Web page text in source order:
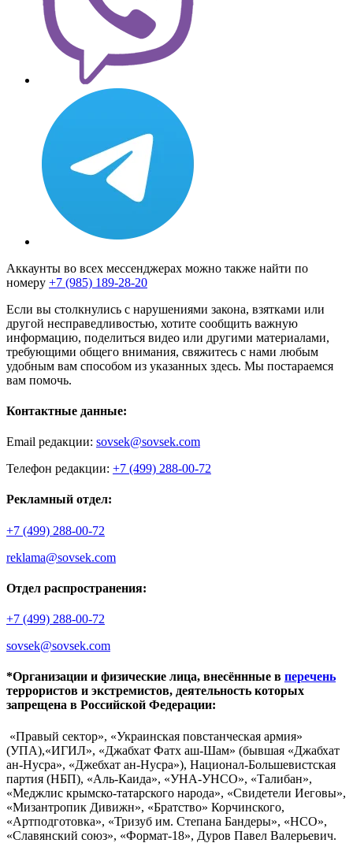
Аккаунты во всех мессенджерах можно также найти по
номеру +7 (985) 189-28-20
Если вы столкнулись с нарушениями закона, взятками или
другой несправедливостью, хотите сообщить важную
информацию, поделиться видео или другими материалами,
требующими общего внимания, свяжитесь с нами любым
удобным вам способом из указанных здесь. Мы постараемся
вам помочь.
Контактные данные:
Email редакции: sovsek@sovsek.com
Телефон редакции: +7 (499) 288-00-72
Рекламный отдел:
+7 (499) 288-00-72
reklama@sovsek.com
Отдел распространения:
+7 (499) 288-00-72
sovsek@sovsek.com
*Организации и физические лица, внесённные в перечень
террористов и экстремистов, деятельность которых
запрещена в Российской Федерации:
«Правый сектор», «Украинская повстанческая армия»
(УПА),«ИГИЛ», «Джабхат Фатх аш-Шам» (бывшая «Джабхат
ан-Нусра», «Джебхат ан-Нусра»), Национал-Большевистская
партия (НБП), «Аль-Каида», «УНА-УНСО», «Талибан»,
«Меджлис крымско-татарского народа», «Свидетели Иеговы»,
«Мизантропик Дивижн», «Братство» Корчинского,
«Артподготовка», «Тризуб им. Степана Бандеры», «НСО»,
«Славянский союз», «Формат-18», Дуров Павел Валерьевич.